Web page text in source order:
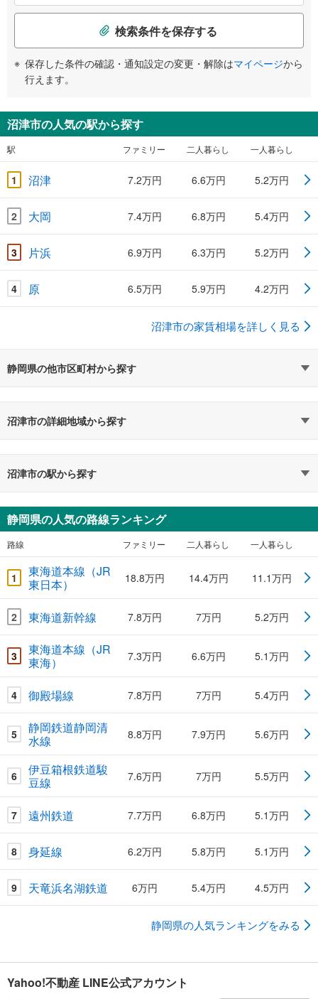
検索条件を保存する
保存した条件の確認・通知設定の変更・解除はマイページから
行えます。
沼津市の人気の駅から探す
駅 ファミリー 二人暮らし 一人暮らし
1 沼津 7.2万円 6.6万円 5.2万円
2 大岡 7.4万円 6.8万円 5.4万円
3 片浜 6.9万円 6.3万円 5.2万円
4 原 6.5万円 5.9万円 4.2万円
沼津市の家賃相場を詳しく見る
静岡県の他市区町村から探す
沼津市の詳細地域から探す
沼津市の駅から探す
静岡県の人気の路線ランキング
路線 ファミリー 二人暮らし 一人暮らし
1
東海道本線（JR
東日本）
18.8万円 14.4万円 11.1万円
2 東海道新幹線 7.8万円 7万円 5.2万円
3
東海道本線（JR
東海）
7.3万円 6.6万円 5.1万円
4 御殿場線 7.8万円 7万円 5.4万円
5
静岡鉄道静岡清
水線
8.8万円 7.9万円 5.6万円
6
伊豆箱根鉄道駿
豆線
7.6万円 7万円 5.5万円
7 遠州鉄道 7.7万円 6.8万円 5.1万円
8 身延線 6.2万円 5.8万円 5.1万円
9 天竜浜名湖鉄道 6万円 5.4万円 4.5万円
静岡県の人気ランキングをみる
Yahoo!不動産 LINE公式アカウント